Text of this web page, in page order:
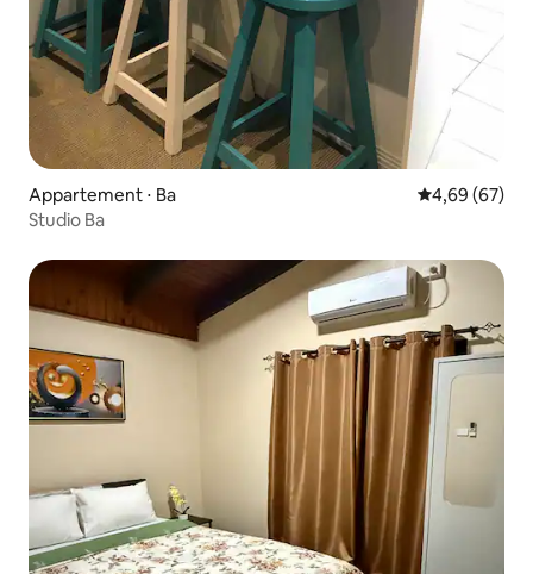
Appartement ⋅ Ba Évaluation
4,69 (67)
Studio Ba